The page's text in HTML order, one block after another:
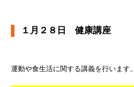
１月２８日 健康講座
運動や食生活に関する講義を行います。